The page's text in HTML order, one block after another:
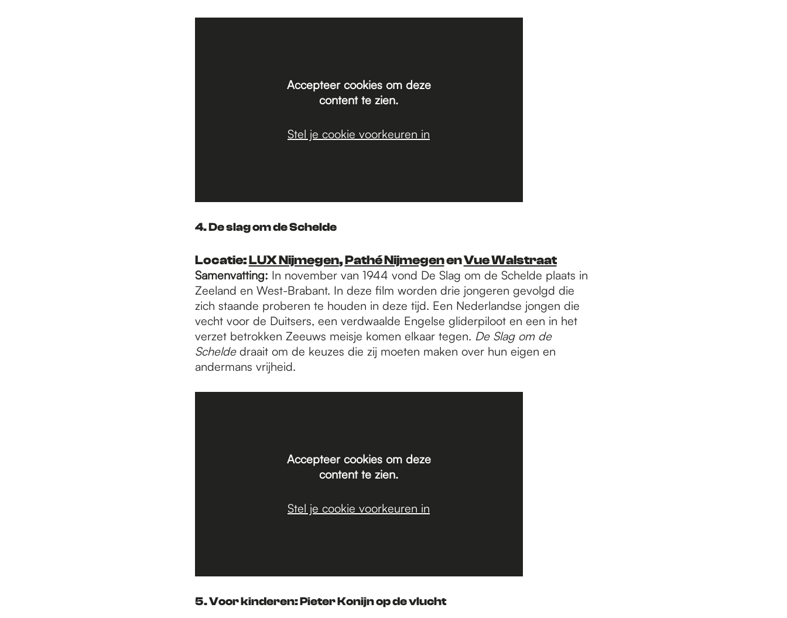
Accepteer cookies om deze
content te zien.
Stel je cookie voorkeuren in
4. De slag om de Schelde
Locatie:LUX Nijmegen,Pathé NijmegenenVue Walstraat
Samenvatting: In november van 1944 vond De Slag om de Schelde plaats in
Zeeland en West-Brabant. In deze film worden drie jongeren gevolgd die
zich staande proberen te houden in deze tijd. Een Nederlandse jongen die
vecht voor de Duitsers, een verdwaalde Engelse gliderpiloot en een in het
verzet betrokken Zeeuws meisje komen elkaar tegen. De Slag om de
Scheldedraait om de keuzes die zij moeten maken over hun eigen en
andermans vrijheid.
Accepteer cookies om deze
content te zien.
Stel je cookie voorkeuren in
5. Voor kinderen: Pieter Konijn op de vlucht